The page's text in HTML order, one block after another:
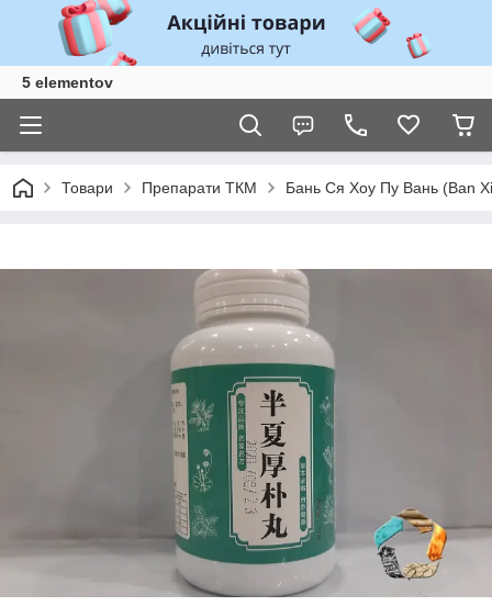
5 elementov
Товари Препарати ТКМ Бань Ся Хоу Пу Вань (Ban